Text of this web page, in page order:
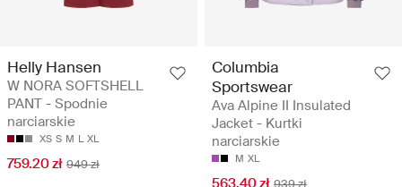
Helly Hansen
W NORA SOFTSHELL
PANT - Spodnie
narciarskie
XS S M L XL
759.20 zł 949 zł
Columbia
Sportswear
Ava Alpine II Insulated
Jacket - Kurtki
narciarskie
M XL